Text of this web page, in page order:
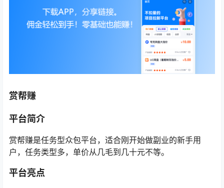
赏帮赚
平台简介
赏帮赚是任务型众包平台，适合刚开始做副业的新手用
户，任务类型多，单价从几毛到几十元不等。
平台亮点